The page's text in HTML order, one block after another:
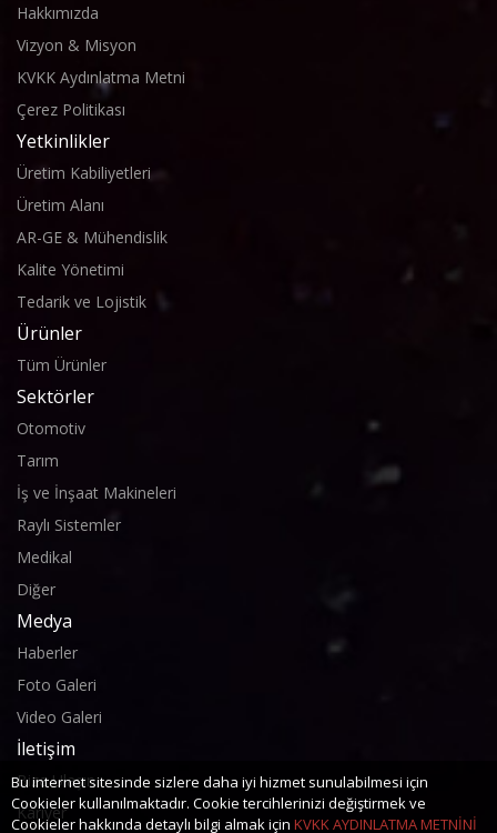
Hakkımızda
Vizyon & Misyon
KVKK Aydınlatma Metni
Çerez Politikası
Yetkinlikler
Üretim Kabiliyetleri
Üretim Alanı
AR-GE & Mühendislik
Kalite Yönetimi
Tedarik ve Lojistik
Ürünler
Tüm Ürünler
Sektörler
Otomotiv
Tarım
İş ve İnşaat Makineleri
Raylı Sistemler
Medikal
Diğer
Medya
Haberler
Foto Galeri
Video Galeri
İletişim
Bize Ulaşın
Kariyer
Bu internet sitesinde sizlere daha iyi hizmet sunulabilmesi için
Cookieler kullanılmaktadır. Cookie tercihlerinizi değiştirmek ve
Cookieler hakkında detaylı bilgi almak için KVKK AYDINLATMA METNİNİ